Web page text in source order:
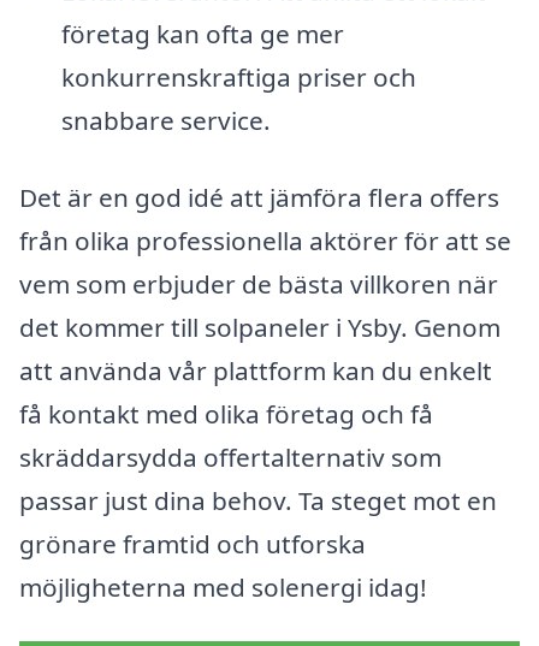
företag kan ofta ge mer
konkurrenskraftiga priser och
snabbare service.
Det är en god idé att jämföra flera offers
från olika professionella aktörer för att se
vem som erbjuder de bästa villkoren när
det kommer till solpaneler i Ysby. Genom
att använda vår plattform kan du enkelt
få kontakt med olika företag och få
skräddarsydda offertalternativ som
passar just dina behov. Ta steget mot en
grönare framtid och utforska
möjligheterna med solenergi idag!